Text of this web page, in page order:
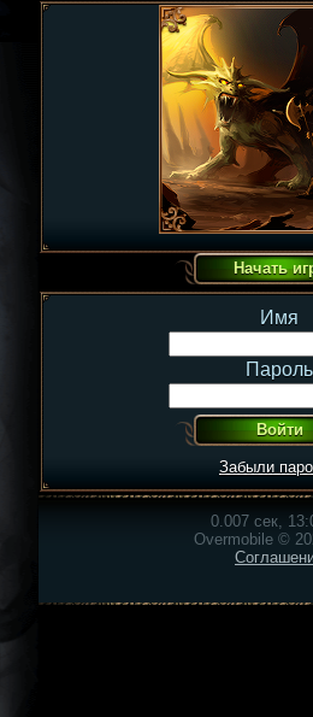
Имя
Пароль
Забыли
0.007 сек,
Overmobile ©